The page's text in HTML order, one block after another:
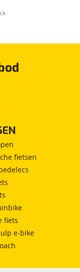
bij de
over in
fietsen
fiets
e-bike